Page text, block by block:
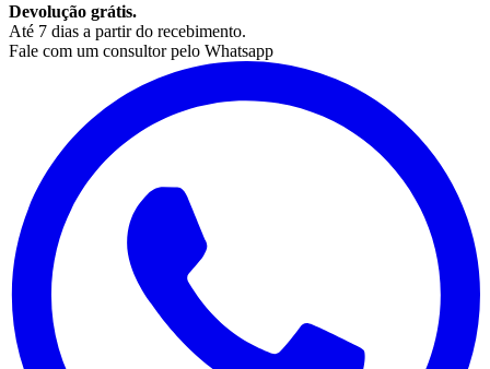
Devolução grátis.
Até 7 dias a partir do recebimento.
Fale com um consultor pelo Whatsapp